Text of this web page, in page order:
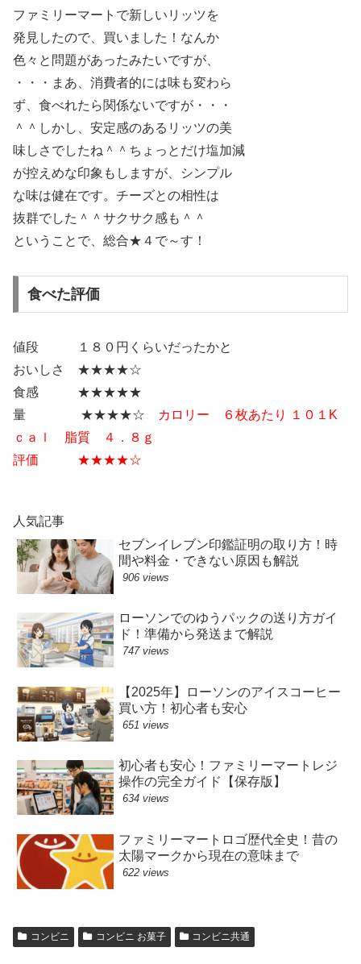
ファミリーマートで新しいリッツを
発見したので、買いました！なんか
色々と問題があったみたいですが、
・・・まあ、消費者的には味も変わら
ず、食べれたら関係ないですが・・・
＾＾しかし、安定感のあるリッツの美
味しさでしたね＾＾ちょっとだけ塩加減
が控えめな印象もしますが、シンプル
な味は健在です。チーズとの相性は
抜群でした＾＾サクサク感も＾＾
ということで、総合★４で～す！
食べた評価
値段 １８０円くらいだったかと
おいしさ ★★★★☆
食感 ★★★★★
量 ★★★★☆
カロリー ６枚あたり １０１K
ｃａｌ 脂質 ４．８ｇ
評価 ★★★★☆
人気記事
セブンイレブン印鑑証明の取り方！時
間や料金・できない原因も解説
906 views
ローソンでのゆうパックの送り方ガイ
ド！準備から発送まで解説
747 views
【2025年】ローソンのアイスコーヒー
買い方！初心者も安心
651 views
初心者も安心！ファミリーマートレジ
操作の完全ガイド【保存版】
634 views
ファミリーマートロゴ歴代全史！昔の
太陽マークから現在の意味まで
622 views
コンビニ コンビニ お菓子 コンビニ共通